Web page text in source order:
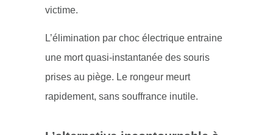
victime.
L’élimination par choc électrique entraine
une mort quasi-instantanée des souris
prises au piège. Le rongeur meurt
rapidement, sans souffrance inutile.